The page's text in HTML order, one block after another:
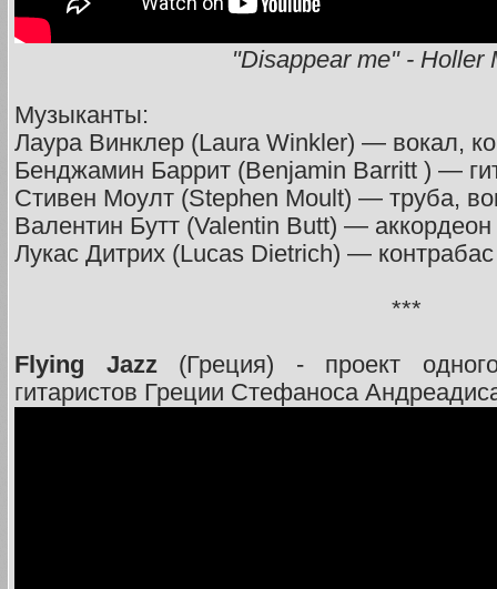
"Disappear me" - Holler
Музыканты:
Лаура Винклер (Laura Winkler) — вокал,
Бенджамин Баррит (Benjamin Barritt ) —
Стивен Моулт (Stephen Moult) — труба,
Валентин Бутт (Valentin Butt) — аккордеон
Лукас Дитрих (Lucas Dietrich) — контрабас
***
Flying Jazz(Греция) - проект
гитаристов Греции Стефаноса